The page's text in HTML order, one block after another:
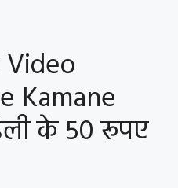
Kamane
के 50 रूपए